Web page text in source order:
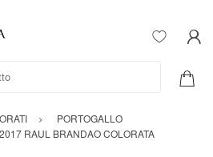
PORTOGALLO
RAUL BRANDAO COLORATA